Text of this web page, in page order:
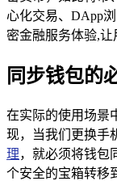
心化交易、DApp
密金融服务体验,让
同步钱包的
在实际的使用场景
现，当我们更换手
理，就必须将钱包
个安全的宝箱转移